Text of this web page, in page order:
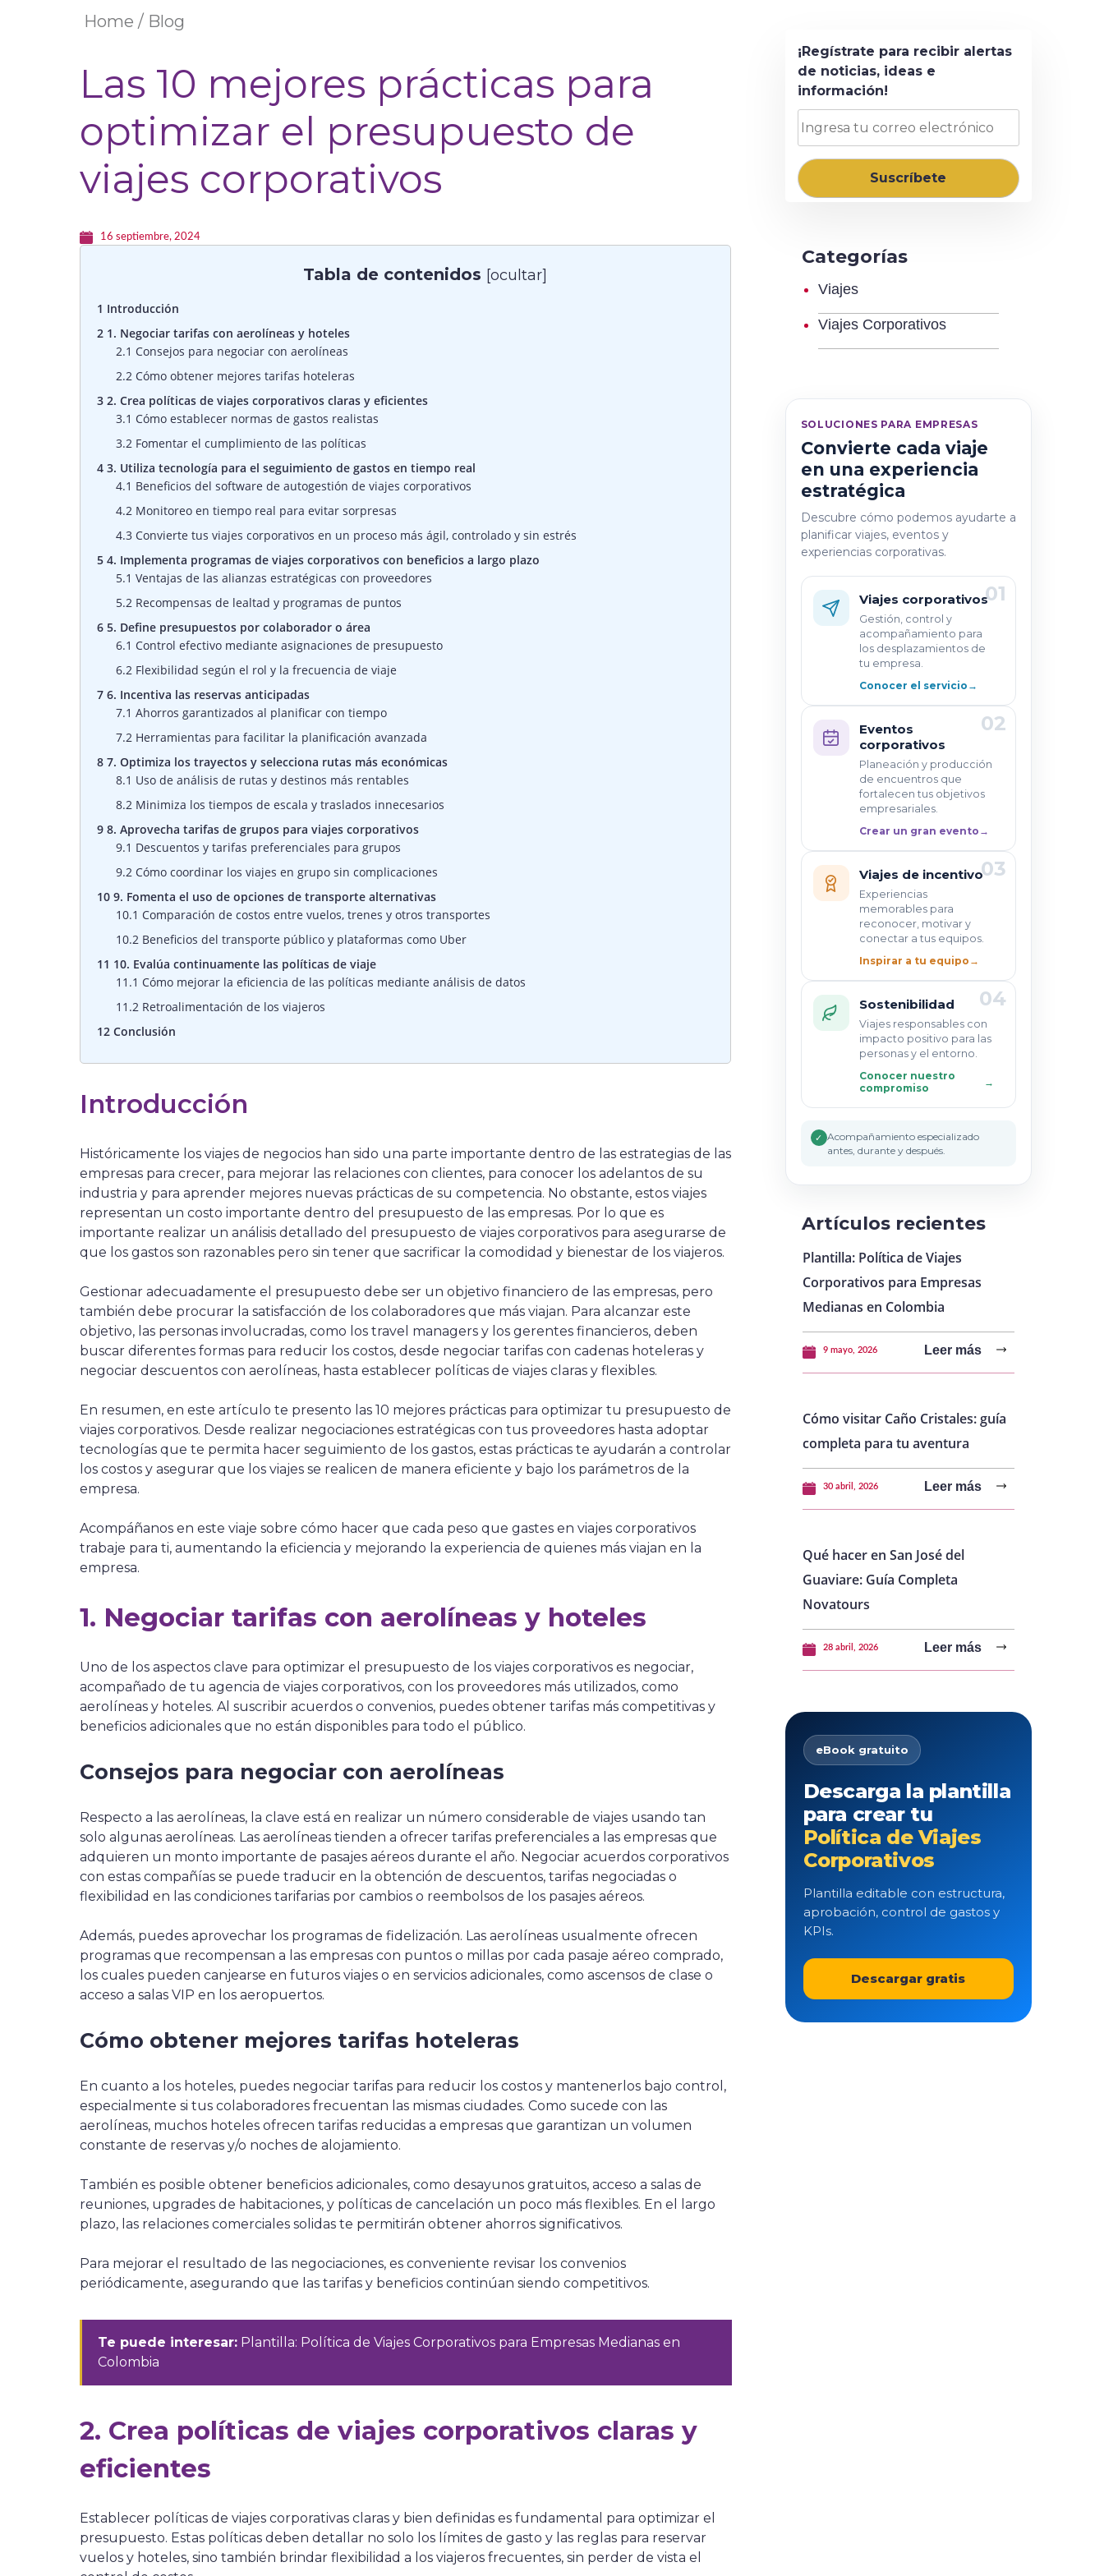
Home / Blog
Las 10 mejores prácticas para
optimizar el presupuesto de
viajes corporativos
16 septiembre, 2024
Tabla de contenidos [ocultar]
1 Introducción
2 1. Negociar tarifas con aerolíneas y hoteles
2.1 Consejos para negociar con aerolíneas
2.2 Cómo obtener mejores tarifas hoteleras
3 2. Crea políticas de viajes corporativos claras y eficientes
3.1 Cómo establecer normas de gastos realistas
3.2 Fomentar el cumplimiento de las políticas
4 3. Utiliza tecnología para el seguimiento de gastos en tiempo real
4.1 Beneficios del software de autogestión de viajes corporativos
4.2 Monitoreo en tiempo real para evitar sorpresas
4.3Convierte tus viajes corporativos en un proceso más ágil, controlado y sin estrés
5 4. Implementa programas de viajes corporativos con beneficios a largo plazo
5.1 Ventajas de las alianzas estratégicas con proveedores
5.2 Recompensas de lealtad y programas de puntos
6 5. Define presupuestos por colaborador o área
6.1 Control efectivo mediante asignaciones de presupuesto
6.2 Flexibilidad según el rol y la frecuencia de viaje
7 6. Incentiva las reservas anticipadas
7.1 Ahorros garantizados al planificar con tiempo
7.2 Herramientas para facilitar la planificación avanzada
8 7. Optimiza los trayectos y selecciona rutas más económicas
8.1 Uso de análisis de rutas y destinos más rentables
8.2 Minimiza los tiempos de escala y traslados innecesarios
9 8. Aprovecha tarifas de grupos para viajes corporativos
9.1 Descuentos y tarifas preferenciales para grupos
9.2 Cómo coordinar los viajes en grupo sin complicaciones
10 9. Fomenta el uso de opciones de transporte alternativas
10.1 Comparación de costos entre vuelos, trenes y otros transportes
10.2 Beneficios del transporte público y plataformas como Uber
11 10. Evalúa continuamente las políticas de viaje
11.1 Cómo mejorar la eficiencia de las políticas mediante análisis de datos
11.2 Retroalimentación de los viajeros
12 Conclusión
Introducción
Históricamente los viajes de negocios han sido una parte importante dentro de las estrategias de las
empresas para crecer, para mejorar las relaciones con clientes, para conocer los adelantos de su
industria y para aprender mejores nuevas prácticas de su competencia. No obstante, estos viajes
representan un costo importante dentro del presupuesto de las empresas. Por lo que es
importante realizar un análisis detallado del presupuesto de viajes corporativos para asegurarse de
que los gastos son razonables pero sin tener que sacrificar la comodidad y bienestar de los viajeros.
Gestionar adecuadamente el presupuesto debe ser un objetivo financiero de las empresas, pero
también debe procurar la satisfacción de los colaboradores que más viajan. Para alcanzar este
objetivo, las personas involucradas, como los travel managers y los gerentes financieros, deben
buscar diferentes formas para reducir los costos, desde negociar tarifas con cadenas hoteleras y
negociar descuentos con aerolíneas, hasta establecer políticas de viajes claras y flexibles.
En resumen, en este artículo te presento las 10 mejores prácticas para optimizar tu presupuesto de
viajes corporativos. Desde realizar negociaciones estratégicas con tus proveedores hasta adoptar
tecnologías que te permita hacer seguimiento de los gastos, estas prácticas te ayudarán a controlar
los costos y asegurar que los viajes se realicen de manera eficiente y bajo los parámetros de la
empresa.
Acompáñanos en este viaje sobre cómo hacer que cada peso que gastes en viajes corporativos
trabaje para ti, aumentando la eficiencia y mejorando la experiencia de quienes más viajan en la
empresa.
1. Negociar tarifas con aerolíneas y hoteles
Uno de los aspectos clave para optimizar el presupuesto de los viajes corporativos es negociar,
acompañado de tu agencia de viajes corporativos, con los proveedores más utilizados, como
aerolíneas y hoteles. Al suscribir acuerdos o convenios, puedes obtener tarifas más competitivas y
beneficios adicionales que no están disponibles para todo el público.
Consejos para negociar con aerolíneas
Respecto a las aerolíneas, la clave está en realizar un número considerable de viajes usando tan
solo algunas aerolíneas. Las aerolíneas tienden a ofrecer tarifas preferenciales a las empresas que
adquieren un monto importante de pasajes aéreos durante el año. Negociar acuerdos corporativos
con estas compañías se puede traducir en la obtención de descuentos, tarifas negociadas o
flexibilidad en las condiciones tarifarias por cambios o reembolsos de los pasajes aéreos.
Además, puedes aprovechar los programas de fidelización. Las aerolíneas usualmente ofrecen
programas que recompensan a las empresas con puntos o millas por cada pasaje aéreo comprado,
los cuales pueden canjearse en futuros viajes o en servicios adicionales, como ascensos de clase o
acceso a salas VIP en los aeropuertos.
Cómo obtener mejores tarifas hoteleras
En cuanto a los hoteles, puedes negociar tarifas para reducir los costos y mantenerlos bajo control,
especialmente si tus colaboradores frecuentan las mismas ciudades. Como sucede con las
aerolíneas, muchos hoteles ofrecen tarifas reducidas a empresas que garantizan un volumen
constante de reservas y/o noches de alojamiento.
También es posible obtener beneficios adicionales, como desayunos gratuitos, acceso a salas de
reuniones, upgrades de habitaciones, y políticas de cancelación un poco más flexibles. En el largo
plazo, las relaciones comerciales solidas te permitirán obtener ahorros significativos.
Para mejorar el resultado de las negociaciones, es conveniente revisar los convenios
periódicamente, asegurando que las tarifas y beneficios continúan siendo competitivos.
Te puede interesar: Plantilla: Política de Viajes Corporativos para Empresas Medianas en
Colombia
2. Crea políticas de viajes corporativos claras y
eficientes
Establecer políticas de viajes corporativas claras y bien definidas es fundamental para optimizar el
presupuesto. Estas políticas deben detallar no solo los límites de gasto y las reglas para reservar
vuelos y hoteles, sino también brindar flexibilidad a los viajeros frecuentes, sin perder de vista el
¡Regístrate para recibir alertas
de noticias, ideas e
información!
Categorías
Viajes
Viajes Corporativos
SOLUCIONES PARA EMPRESAS
Convierte cada viaje
en una experiencia
estratégica
Descubre cómo podemos ayudarte a
planificar viajes, eventos y
experiencias corporativas.
01
Viajes corporativos
Gestión, control y
acompañamiento para
los desplazamientos de
tu empresa.
Conocer el servicio →
02
Eventos
corporativos
Planeación y producción
de encuentros que
fortalecen tus objetivos
empresariales.
Crear un gran evento →
03
Viajes de incentivo
Experiencias
memorables para
reconocer, motivar y
conectar a tus equipos.
Inspirar a tu equipo →
04
Sostenibilidad
Viajes responsables con
impacto positivo para las
personas y el entorno.
Conocer nuestro
compromiso
→
✓ Acompañamiento especializado
antes, durante y después.
Artículos recientes
Plantilla: Política de Viajes
Corporativos para Empresas
Medianas en Colombia
9 mayo, 2026 Leer más
Cómo visitar Caño Cristales: guía
completa para tu aventura
30 abril, 2026 Leer más
Qué hacer en San José del
Guaviare: Guía Completa
Novatours
28 abril, 2026 Leer más
eBook gratuito
Descarga la plantilla
para crear tu
Política de Viajes
Corporativos
Plantilla editable con estructura,
aprobación, control de gastos y
KPIs.
Descargar gratis